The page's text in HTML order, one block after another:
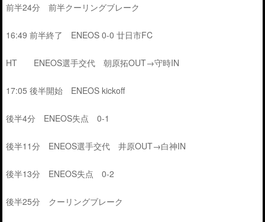
前半24分 前半クーリングブレーク
16:49 前半終了 ENEOS 0-0 廿日市FC
HT ENEOS選手交代 朝原拓OUT→守時IN
17:05 後半開始 ENEOS kickoff
後半4分 ENEOS失点 0-1
後半11分 ENEOS選手交代 井原OUT→白神IN
後半13分 ENEOS失点 0-2
後半25分 クーリングブレーク